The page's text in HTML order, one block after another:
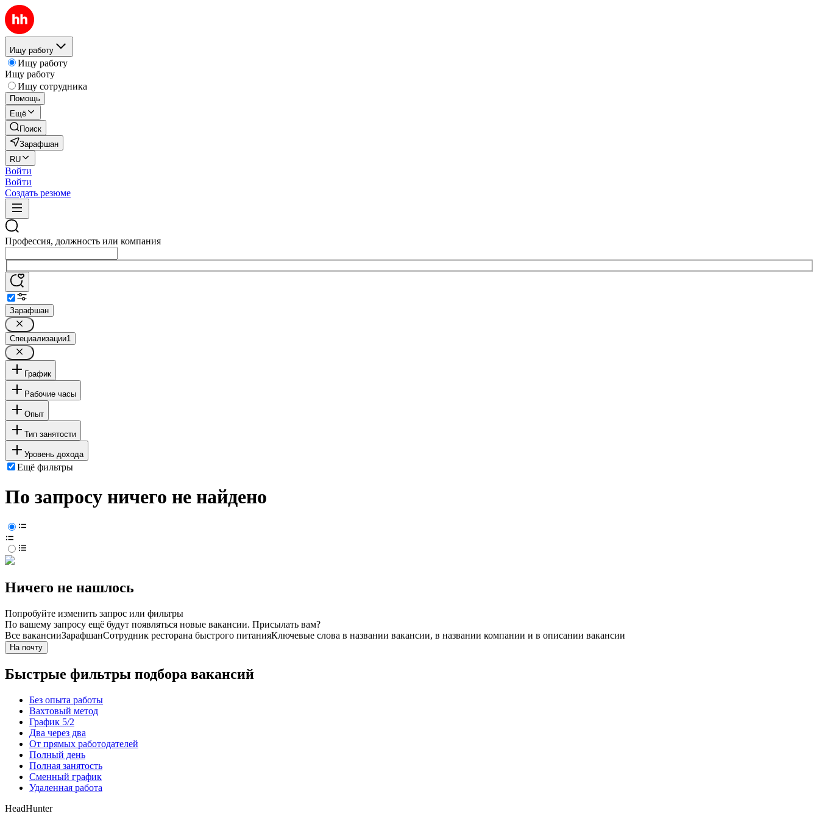
Ищу работу
Ищу работу
Ищу работу
Ищу сотрудника
Помощь
Ещё
Поиск
Зарафшан
RU
Войти
Войти
Создать резюме
Профессия, должность или компания
Зарафшан
Специализации1
График
Рабочие часы
Опыт
Тип занятости
Уровень дохода
Ещё фильтры
По запросу ничего не найдено
Ничего не нашлось
Попробуйте изменить запрос или фильтры
По вашему запросу ещё будут появляться новые вакансии. Присылать вам?
Все вакансииЗарафшанСотрудник ресторана быстрого питанияКлючевые слова в названии вакансии, в названии компании и в описании вакансии
На почту
Быстрые фильтры подбора вакансий
Без опыта работы
Вахтовый метод
График 5/2
Два через два
От прямых работодателей
Полный день
Полная занятость
Сменный график
Удаленная работа
HeadHunter